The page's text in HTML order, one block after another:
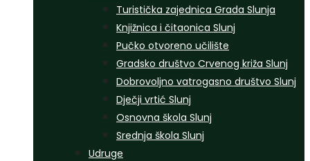
Turistička zajednica Grada Slunja
Knjižnica i čitaonica Slunj
Pučko otvoreno učilište
Gradsko društvo Crvenog križa Slunj
Dobrovoljno vatrogasno društvo Slunj
Dječji vrtić Slunj
Osnovna škola Slunj
Srednja škola Slunj
Udruge